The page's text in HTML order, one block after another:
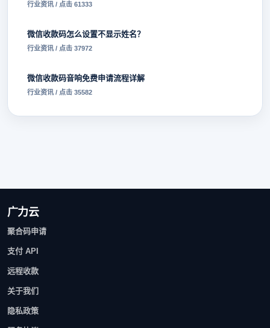
行业资讯 / 点击 61333
微信收款码怎么设置不显示姓名？
行业资讯 / 点击 37972
微信收款码音响免费申请流程详解
行业资讯 / 点击 35582
广力云
聚合码申请
支付 API
远程收款
关于我们
隐私政策